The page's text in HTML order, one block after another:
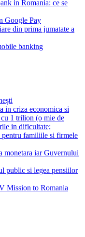
in Romania: ce se
Google Pay
din prima jumatate a
banking
in criza economica si
1 trilion (o mie de
in dificultate;
pentru familiile si firmele
monetara iar Guvernului
public si legea pensiilor
Mission to Romania